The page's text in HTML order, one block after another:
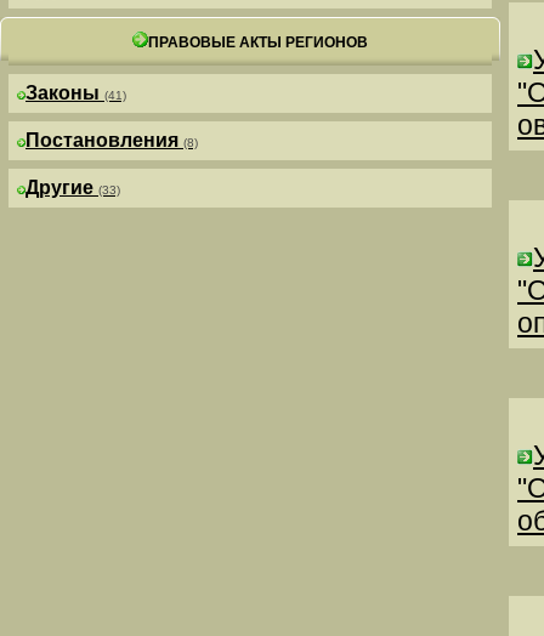
ПРАВОВЫЕ АКТЫ РЕГИОНОВ
Законы (41)
Постановления (8)
Другие (33)